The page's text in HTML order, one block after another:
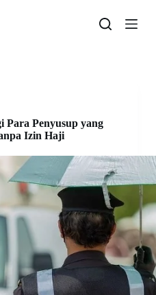
Para Penyusup yang
Izin Haji